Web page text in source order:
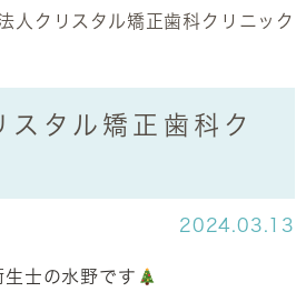
人クリスタル矯正歯科クリニック
タル矯正歯科ク
2024.03.13
士の水野です